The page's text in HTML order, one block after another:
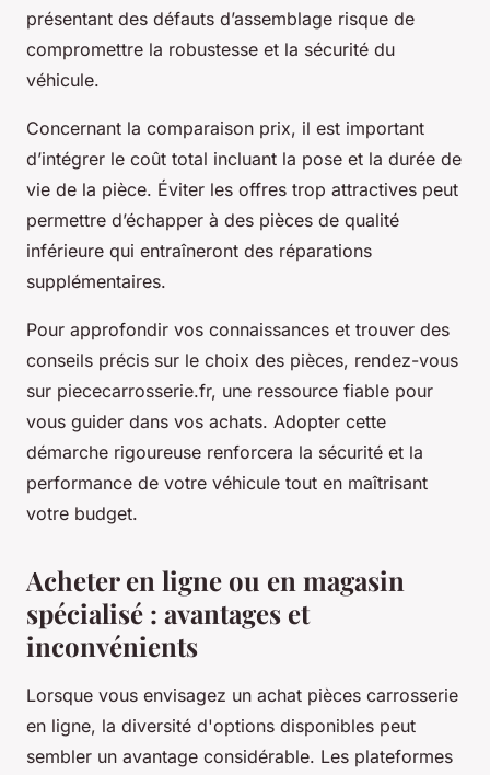
présentant des défauts d’assemblage risque de
compromettre la robustesse et la sécurité du
véhicule.
Concernant la comparaison prix, il est important
d’intégrer le coût total incluant la pose et la durée de
vie de la pièce. Éviter les offres trop attractives peut
permettre d’échapper à des pièces de qualité
inférieure qui entraîneront des réparations
supplémentaires.
Pour approfondir vos connaissances et trouver des
conseils précis sur le choix des pièces, rendez-vous
sur piececarrosserie.fr, une ressource fiable pour
vous guider dans vos achats. Adopter cette
démarche rigoureuse renforcera la sécurité et la
performance de votre véhicule tout en maîtrisant
votre budget.
Acheter en ligne ou en magasin
spécialisé : avantages et
inconvénients
Lorsque vous envisagez un achat pièces carrosserie
en ligne, la diversité d'options disponibles peut
sembler un avantage considérable. Les plateformes